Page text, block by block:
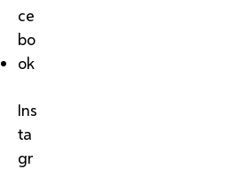
ce
bo
ok
Ins
ta
gr